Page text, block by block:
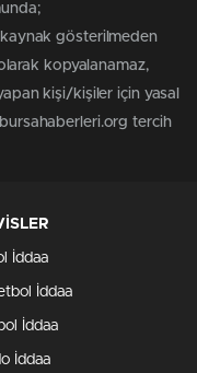
gösterilmeden
kopyalanamaz,
kişi/kişiler için yasal
tercih
İddaa
İddaa
İddaa
İddaa